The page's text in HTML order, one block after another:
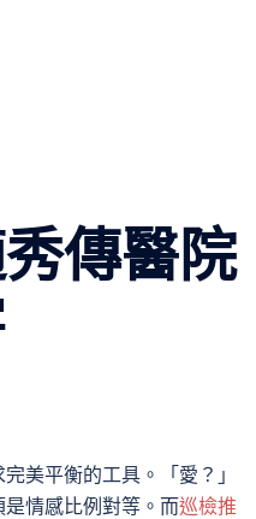
傳醫院
美平衡的工具。「愛？」
是情感比例對等。而巡檢推